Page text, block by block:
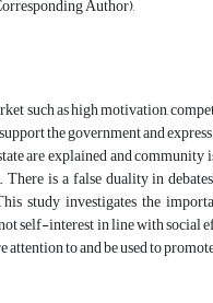
Author),
such as high motivation,
the government and
are explained and
is a false duality in
study investigates the
self-interest in line with
to and be used to